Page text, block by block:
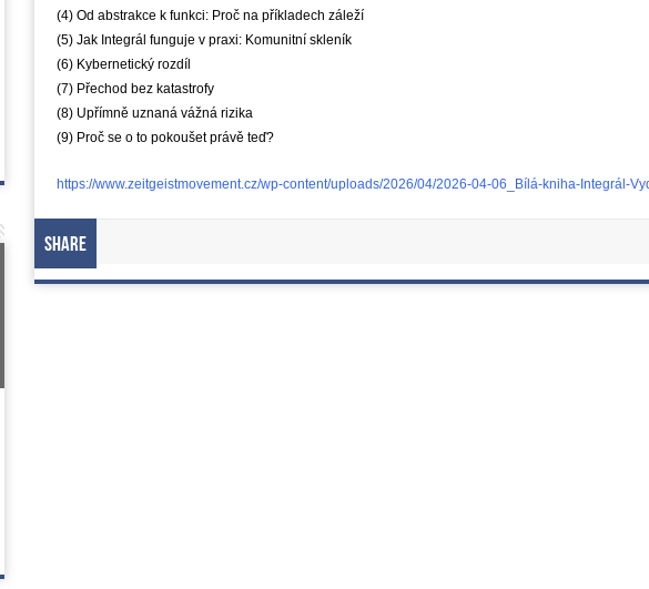
(4) Od abstrakce k funkci: Proč na příkladech záleží
(5) Jak Integrál funguje v praxi: Komunitní skleník
(6) Kybernetický rozdíl
(7) Přechod bez katastrofy
(8) Upřímně uznaná vážná rizika
(9) Proč se o to pokoušet právě teď?
https://www.zeitgeistmovement.cz/wp-content/uploads/2026/04/2026-04-06_Bílá-kniha-Integrál-
Share